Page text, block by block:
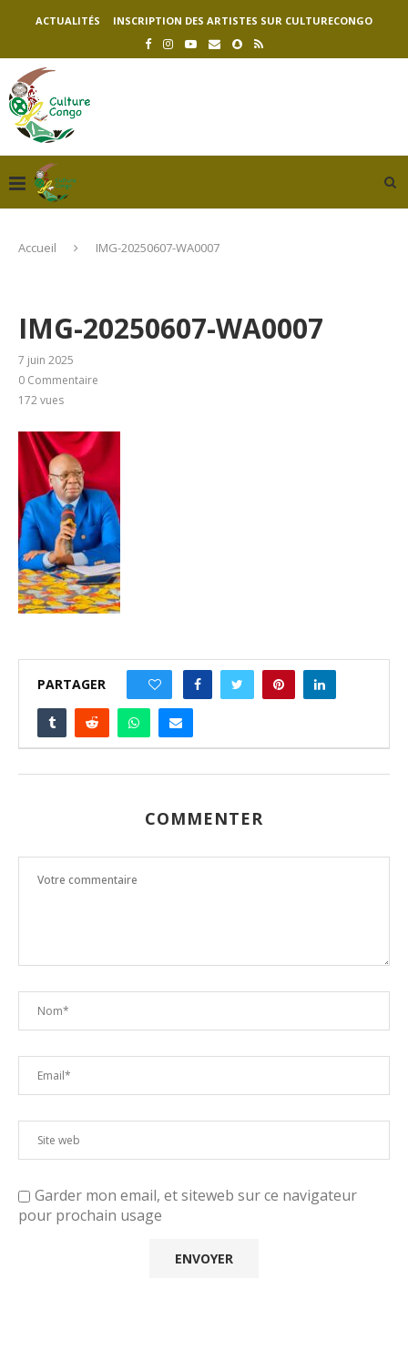
ACTUALITÉS INSCRIPTION DES ARTISTES SUR CULTURECONGO
Accueil IMG-20250607-WA0007
IMG-20250607-WA0007
7 juin 2025
0 Commentaire
172vues
PARTAGER
COMMENTER
Garder mon email, et siteweb sur ce navigateur
pour prochain usage